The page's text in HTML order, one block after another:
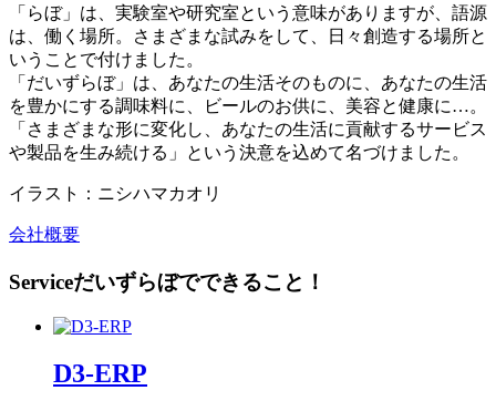
「らぼ」は、実験室や研究室という意味がありますが、語源
は、働く場所。さまざまな試みをして、日々創造する場所と
いうことで付けました。
「だいずらぼ」は、あなたの生活そのものに、あなたの生活
を豊かにする調味料に、ビールのお供に、美容と健康に…。
「さまざまな形に変化し、あなたの生活に貢献するサービス
や製品を生み続ける」という決意を込めて名づけました。
イラスト：ニシハマカオリ
会社概要
Serviceだいずらぼでできること！
D3-ERP